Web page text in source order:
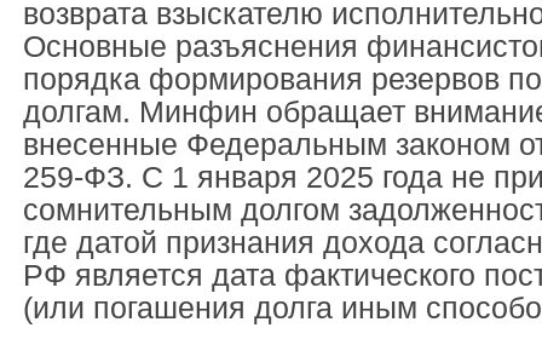
возврата взыскателю
Основные разъяснения
порядка формирования резервов
долгам. Минфин обращает
внесенные Федеральным законом
259-ФЗ. С 1 января 2025 года не
сомнительным долгом
где датой признания дохода
РФ является дата фактического
(или погашения долга иным